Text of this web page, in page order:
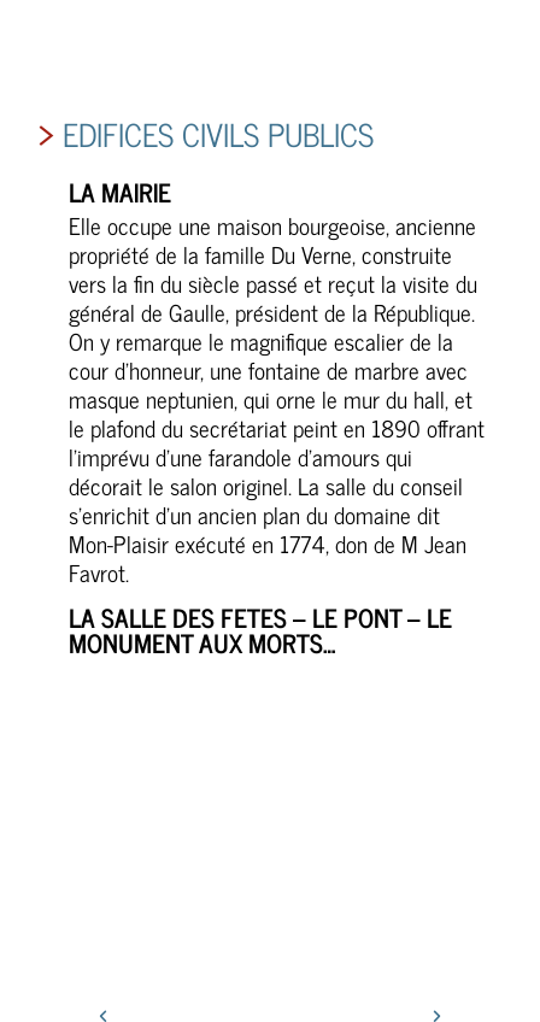
EDIFICES CIVILS PUBLICS
LA MAIRIE
Elle occupe une maison bourgeoise, ancienne
propriété de la famille Du Verne, construite
vers la fin du siècle passé et reçut la visite du
général de Gaulle, président de la République.
On y remarque le magnifique escalier de la
cour d’honneur, une fontaine de marbre avec
masque neptunien, qui orne le mur du hall, et
le plafond du secrétariat peint en 1890 offrant
l’imprévu d’une farandole d’amours qui
décorait le salon originel. La salle du conseil
s’enrichit d’un ancien plan du domaine dit
Mon-Plaisir exécuté en 1774, don de M Jean
Favrot.
LA SALLE DES FETES – LE PONT – LE
MONUMENT AUX MORTS…